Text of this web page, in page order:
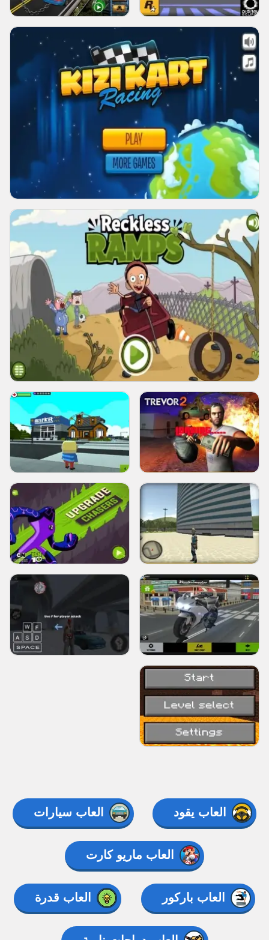
العاب يقود العاب سيارات
العاب ماريو كارت
العاب باركور العاب قدرة